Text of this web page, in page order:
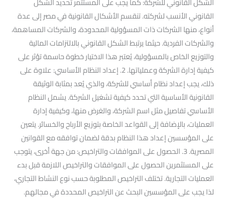
القانوني الأنسب لشركته. تنقسم الأشكال القانونية في مصر إلى عدة
أنواع، منها الشركات ذات المسؤولية المحدودة، والشركات المساهمة،
والشركات الفردية. حيثما يرتبط الشكل القانوني بالالتزامات المالية
والتوزيع الخاص بالمسؤولية، يُعتبر هذا الاختيار خطوة حاسمة تؤثر على
كيفية إدارة الشركة وعملياتها. 2. إعداد النظام الأساسي: علاوة على
ذلك، يجب إعداد نظام أساسي للشركة، والذي يُعد بمثابة الوثيقة
القانونية الأساسية التي تحدد كيفية تشغيل الشركة. يشمل النظام
الأساسي تفاصيل مثل اسم الشركة، والغرض منها، وكيفية إدارة
العمليات، بالإضافة إلى القواعد الخاصة بتوزيع الأرباح والخسائر. يتعين
على المؤسسين إعداد هذا النظام بدقة لضمان توافقه مع القوانين
المصرية. 3. الحصول على الموافقات والتراخيص: من جهة أخرى، يتوجب
على المستثمرين الحصول على الموافقات والتراخيص اللازمة قبل بدء
العمليات التجارية. تختلف التراخيص المطلوبة حسب نوع النشاط التجاري،
لذا يجب على المؤسسين البحث عن التراخيص المحددة في مجالهم.